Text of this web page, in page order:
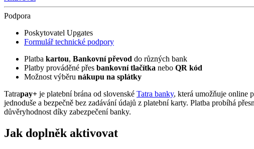
Podpora
Poskytovatel Upgates
Formulář technické podpory
Platba kartou, Bankovní převod do různých bank
Platby prováděné přes bankovní tlačítka nebo QR kód
Možnost výběru nákupu na splátky
Tatrapay+ je platební brána od slovenské Tatra banky, která umožňuje online
jednoduše a bezpečně bez zadávání údajů z platební karty. Platba probíhá
důvěryhodnost díky zabezpečení banky.
Jak doplněk aktivovat